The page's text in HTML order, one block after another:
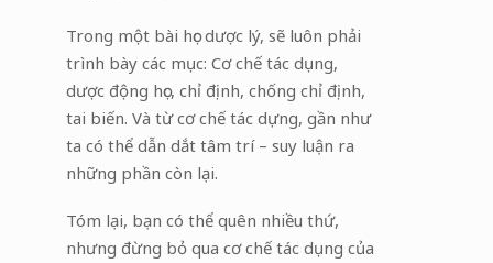
Trong một bài học dược lý, sẽ luôn phải
trình bày các mục: Cơ chế tác dụng,
dược động học, chỉ định, chống chỉ định,
tai biến. Và từ cơ chế tác dựng, gần như
ta có thể dẫn dắt tâm trí – suy luận ra
những phần còn lại.
Tóm lại, bạn có thể quên nhiều thứ,
nhưng đừng bỏ qua cơ chế tác dụng của